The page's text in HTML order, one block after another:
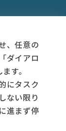
、任意の
ダイアロ
す。
にタスク
ない限り
進まず停